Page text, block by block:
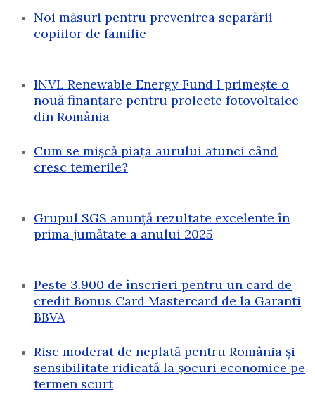
Noi măsuri pentru prevenirea separării
copiilor de familie
INVL Renewable Energy Fund I primește o
nouă finanțare pentru proiecte fotovoltaice
din România
Cum se mișcă piața aurului atunci când
cresc temerile?
Grupul SGS anunță rezultate excelente în
prima jumătate a anului 2025
Peste 3.900 de înscrieri pentru un card de
credit Bonus Card Mastercard de la Garanti
BBVA
Risc moderat de neplată pentru România și
sensibilitate ridicată la șocuri economice pe
termen scurt